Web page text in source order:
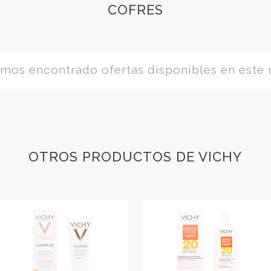
COFRES
encontrado ofertas disponibles en este
OTROS PRODUCTOS DE VICHY